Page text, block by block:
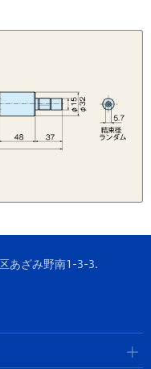
あざみ野南1-3-3.